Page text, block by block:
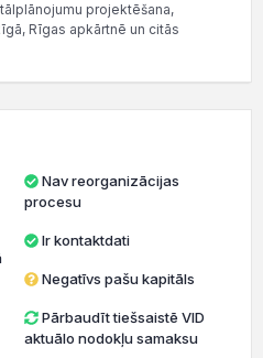
projektēšana,
Rīgas apkārtnē un citās
Nav reorganizācijas
procesu
Ir kontaktdati
Negatīvs pašu kapitāls
Pārbaudīt tiešsaistē VID
aktuālo nodokļu samaksu